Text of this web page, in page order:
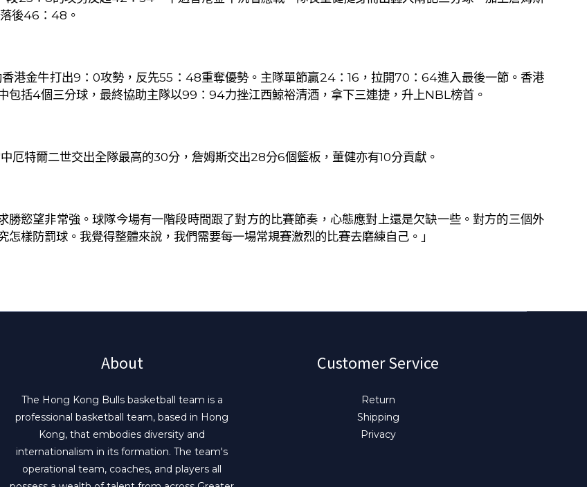
後46 ： 48 。
港金牛打出9 ： 0攻勢，反先55 ： 48重奪優勢。主隊單節贏24： 16 ，拉開70 ：64進入最後一節。香港
包括4個三分球，最終協助主隊以99 ： 94力挫江西鯨裕清酒，拿下三連捷，升上NBL 榜首。
厄特爾二世交出全隊最高的30分，詹姆斯交出28分6個籃板，董健亦有10分貢獻。
慾望非常強。球隊今場有一階段時間跟了對方的比賽節奏，心態應對上還是欠缺一些。對方的三個外
怎樣防罰球。我覺得整體來說，我們需要每一場常規賽激烈的比賽去磨練自己。」
About
The Hong Kong Bulls basketball team is a
professional basketball team, based in Hong
Kong, that embodies diversity and
internationalism in its formation. The team's
operational team, coaches, and players all
Customer Service
Return
Shipping
Privacy